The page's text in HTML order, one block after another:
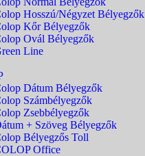
Hosszú/Négyzet Bélyegzők
Kőr Bélyegzők
Ovál Bélyegzők
Line
Dátum Bélyegzők
Számbélyegzők
Zsebbélyegzők
+ Szöveg Bélyegzők
Bélyegzős Toll
Office